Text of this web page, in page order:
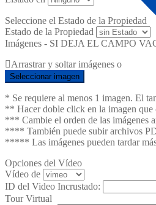
Seleccione el Estado de la Propiedad
Estado de la Propiedad
Imágenes - SI DEJA EL CAMPO
Arrastrar y soltar imágenes o
Seleccionar imagen
* Se requiere al menos 1 imagen. El
** Hacer doble click en la imagen que
*** Cambie el orden de las imágenes
**** También puede subir archivos
***** Las imágenes pueden tardar
Opciones del Vídeo
Vídeo de
ID del Video Incrustado:
Tour Virtual